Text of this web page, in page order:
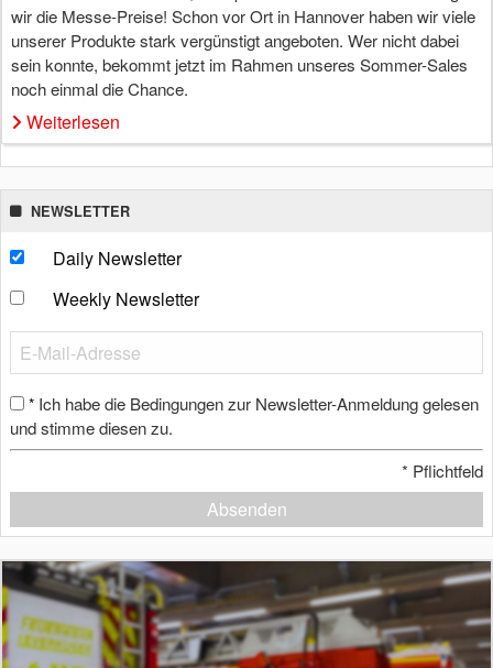
wir die Messe-Preise! Schon vor Ort in Hannover haben wir viele
unserer Produkte stark vergünstigt angeboten. Wer nicht dabei
sein konnte, bekommt jetzt im Rahmen unseres Sommer-Sales
noch einmal die Chance.
Weiterlesen
NEWSLETTER
Daily Newsletter
Weekly Newsletter
* Ich habe die Bedingungen zur Newsletter-Anmeldung gelesen
und stimme diesen zu.
* Pflichtfeld
Absenden